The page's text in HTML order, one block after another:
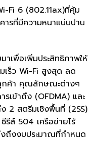
Fi 6 (802.11ax)ที่คุ้ม
ารที่มีความหนาแน่นปาน
เพื่อเพิ่มประสิทธิภาพให้
เร็ว Wi-Fi สูงสุด ลด
ลูกค้า คุณลักษณะต่างๆ
เข้าถึง (OFDMA) และ
2 สตรีมเชิงพื้นที่ (2SS)
รีส์ 504 เครือข่ายไร้
งถึงงบประมาณที่กำหนด